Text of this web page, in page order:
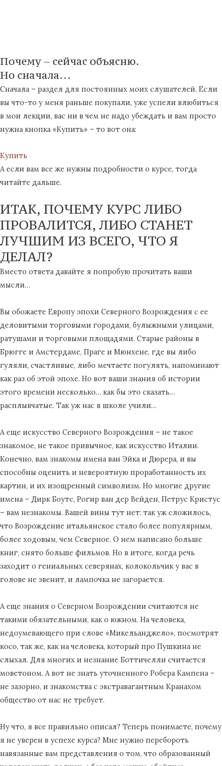
Почему – сейчас объясню.
Но сначала...
Сначала – раздел для постоянных моих слушателей. Если
вы что-то у меня раньше покупали, уже успели влюбиться
в мои лекции, вас ни в чем не надо убеждать и вам просто
нужна кнопка «Купить» – то вот она:
Купить
А если вам все же нужны подробности о курсе, тогда
читайте дальше.
ИТАК, ПОЧЕМУ КУРС ЛИБО
ПРОВАЛИТСЯ, ЛИБО СТАНЕТ
ЛУЧШИМ ИЗ ВСЕГО, ЧТО Я
ДЕЛАЛ?
Вместо ответа давайте я попробую прочитать ваши
мысли…
Вы обожаете Европу эпохи Северного Возрождения с ее
деловитыми торговыми городами, булыжными улицами,
ратушами и торговыми площадями. Старые районы в
Брюгге и Амстердаме, Праге и Мюнхене, где вы либо
гуляли, счастливые, либо мечтаете погулять, напоминают
как раз об этой эпохе. Но вот ваши знания об истории
этого времени несколько… как бы это сказать…
расплывчатые. Так уж нас в школе учили…
А еще искусство Северного Возрождения – не такое
знакомое, не такое привычное, как искусство Италии.
Конечно, вам знакомы имена ван Эйка и Дюрера, и вы
способны оценить и невероятную проработанность их
картин, и их изощренный символизм. Но многие другие
имена – Дирк Боутс, Рогир ван дер Вейден, Петрус Кристус
– вам незнакомы. Вашей вины тут нет: так уж сложилось,
что Возрождение итальянское стало более популярным,
более ходовым, чем Северное. О нем написано больше
книг, снято больше фильмов. Но в итоге, когда речь
заходит о гениальных северянах, колокольчик у вас в
голове не звенит, и лампочка не загорается.
А еще знания о Северном Возрождении считаются не
такими обязательными, как о южном. На человека,
недоумевающего при слове «Микельанджело», посмотрят
косо, так же, как на человека, который про Пушкина не
слыхал. Для многих и незнание Боттичелли считается
моветоном. А вот не знать уточненного Робера Кампена –
не зазорно, и знакомства с экстравагантным Кранахом
общество от нас не требует.
Ну что, я все правильно описал? Теперь понимаете, почему
я не уверен в успехе курса? Мне нужно перебороть
навязанные вам представления о том, что образованный